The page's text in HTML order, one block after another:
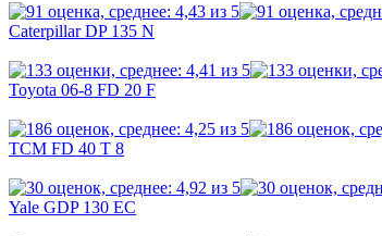
Caterpillar DP 135 N
Toyota 06-8 FD 20 F
TCM FD 40 T 8
Yale GDP 130 EC